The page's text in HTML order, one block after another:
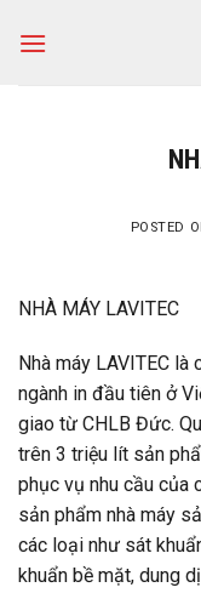
POSTED
NHÀ MÁY LAVITEC
Nhà máy LAVITEC
ngành in đầu tiên ở
giao từ CHLB Đức.
trên 3 triệu lít sản
phục vụ nhu cầu của
sản phẩm nhà máy
các loại như sát
khuẩn bề mặt, dung